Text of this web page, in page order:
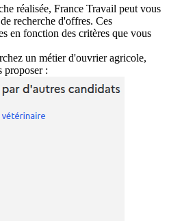
réalisée, France Travail peut vous
recherche d'offres. Ces
en fonction des critères que vous
un métier d'ouvrier agricole,
proposer :